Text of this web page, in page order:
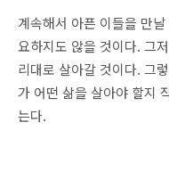
계속해서 아픈 이들을 만
요하지도 않을 것이다. 그
리대로 살아갈 것이다. 그
가 어떤 삶을 살아야 할지
는다.